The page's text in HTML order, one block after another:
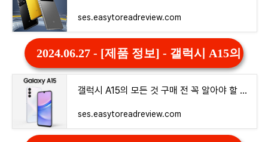
ses.easytoreadreview.com
2024.06.27 - [제품 정보] - 갤럭시 A15의 모
갤럭시 A15의 모든 것 구매 전 꼭 알아야 할 사항들
ses.easytoreadreview.com